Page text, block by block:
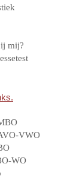
mij?
VWO
WO